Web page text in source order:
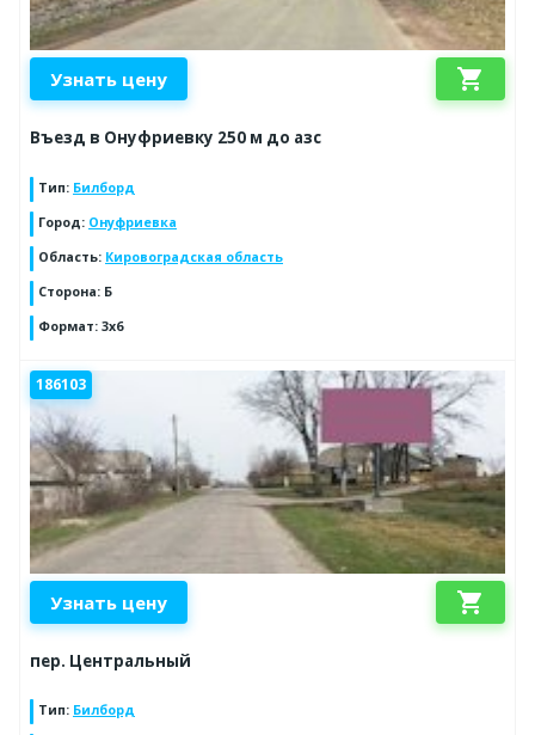
Узнать цену shopping_cart
Въезд в Онуфриевку 250 м до азс
Тип: Билборд
Город: Онуфриевка
Область: Кировоградская область
Сторона: Б
Формат: 3х6
186103
Узнать цену shopping_cart
пер. Центральный
Тип: Билборд